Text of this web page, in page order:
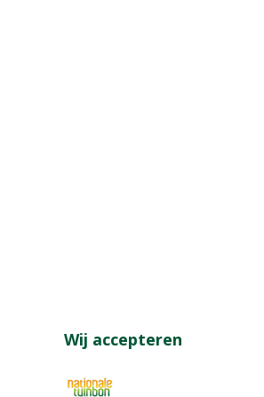
Wij accepteren